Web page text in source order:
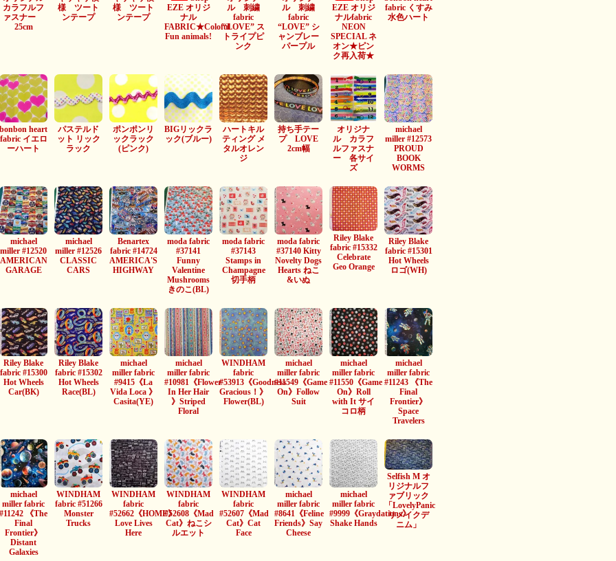
カラフルフ
ァスナー
25cm
様 ツート
ンテープ
様 ツート
ンテープ
EZE オリジ
ナル
FABRIC★Coloful
Fun animals!
ル 刺繍
fabric
“LOVE” ス
トライプピ
ンク
ル 刺繍
fabric
“LOVE” シ
ャンブレー
パープル
EZE オリジ
ナルfabric
NEON
SPECIAL ネ
オン★ピン
ク再入荷★
fabric くすみ
水色ハート
bonbon heart
fabric イエロ
ーハート
パステルド
ット リック
ラック
ポンポンリ
ックラック
(ピンク)
BIGリックラ
ック(ブルー)
ハートキル
ティング メ
タルオレン
ジ
持ち手テー
プ LOVE
2cm幅
オリジナ
ル カラフ
ルファスナ
ー 各サイ
ズ
michael
miller #12573
PROUD
BOOK
WORMS
michael
miller #12520
AMERICAN
GARAGE
michael
miller #12526
CLASSIC
CARS
Benartex
fabric #14724
AMERICA'S
HIGHWAY
moda fabric
#37141
Funny
Valentine
Mushrooms
きのこ(BL)
moda fabric
#37143
Stamps in
Champagne
切手柄
moda fabric
#37140 Kitty
Novelty Dogs
Hearts ねこ
&いぬ
Riley Blake
fabric #15332
Celebrate
Geo Orange
Riley Blake
fabric #15301
Hot Wheels
ロゴ(WH)
Riley Blake
fabric #15300
Hot Wheels
Car(BK)
Riley Blake
fabric #15302
Hot Wheels
Race(BL)
michael
miller fabric
#9415《La
Vida Loca 》
Casita(YE)
michael
miller fabric
#10981《Flower
In Her Hair
》Striped
Floral
WINDHAM
fabric
#53913《Goodness
Gracious！》
Flower(BL)
michael
miller fabric
#11549《Game
On》Follow
Suit
michael
miller fabric
#11550《Game
On》Roll
with It サイ
コロ柄
michael
miller fabric
#11243 《The
Final
Frontier》
Space
Travelers
michael
miller fabric
#11242 《The
Final
Frontier》
Distant
Galaxies
WINDHAM
fabric #51266
Monster
Trucks
WINDHAM
fabric
#52662《HOME》
Love Lives
Here
WINDHAM
fabric
#52608《Mad
Cat》ねこシ
ルエット
WINDHAM
fabric
#52607《Mad
Cat》Cat
Face
michael
miller fabric
#8641《Feline
Friends》Say
Cheese
michael
miller fabric
#9999《Graydations》
Shake Hands
Selfish M オ
リジナルフ
ァブリック
「LovelyPanic
リメイクデ
ニム」